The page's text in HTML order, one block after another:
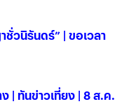
วนิรันดร์” | ขอเวลา
| ทันข่าวเที่ยง | 8 ส.ค.